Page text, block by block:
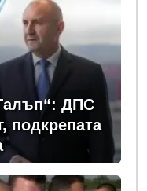
ДПС
подкрепата